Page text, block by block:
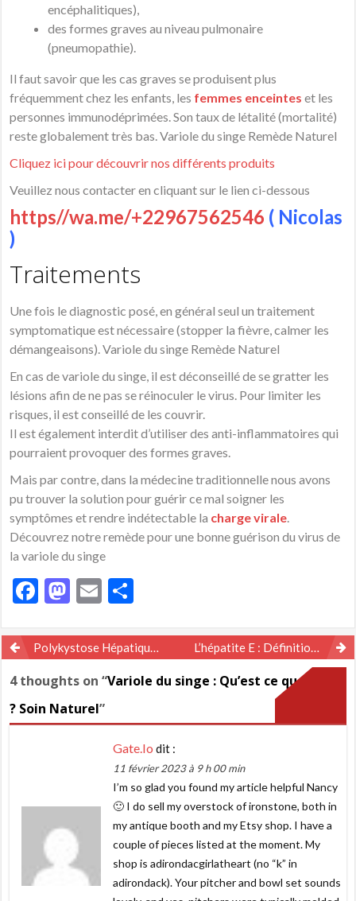
encéphalitiques),
des formes graves au niveau pulmonaire
(pneumopathie).
Il faut savoir que les cas graves se produisent plus
fréquemment chez les enfants, les femmes enceintes et les
personnes immunodéprimées. Son taux de létalité (mortalité)
reste globalement très bas. Variole du singe Remède Naturel
Cliquez ici pour découvrir nos différents produits
Veuillez nous contacter en cliquant sur le lien ci-dessous
https//wa.me/+22967562546 ( Nicolas
)
Traitements
Une fois le diagnostic posé, en général seul un traitement
symptomatique est nécessaire (stopper la fièvre, calmer les
démangeaisons). Variole du singe Remède Naturel
En cas de variole du singe, il est déconseillé de se gratter les
lésions afin de ne pas se réinoculer le virus. Pour limiter les
risques, il est conseillé de les couvrir.
Il est également interdit d’utiliser des anti-inflammatoires qui
pourraient provoquer des formes graves.
Mais par contre, dans la médecine traditionnelle nous avons
pu trouver la solution pour guérir ce mal soigner les
symptômes et rendre indétectable la charge virale
Découvrez notre remède pour une bonne guérison du virus de
la variole du singe
Facebook
Mastodon
Email
Navigation
de
l’article
Polykystose Hépatique : Symptômes et Solution Naturelle par les Plantes L’hépatite E : Définition, Causes et Traitement Naturel par les Plantes
4 thoughts on “Variole du singe : Qu’est ce que c’est
? Soin Naturel”
Gate.io dit :
11 février 2023 à 9 h 00 min
I’m so glad you found my article helpful Nancy
🙂 I do sell my overstock of ironstone, both in
my antique booth and my Etsy shop. I have a
couple of pieces listed at the moment. My
shop is adirondacgirlatheart (no “k” in
adirondack). Your pitcher and bowl set sounds